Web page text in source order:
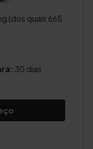
(dos quais 665
30 dias